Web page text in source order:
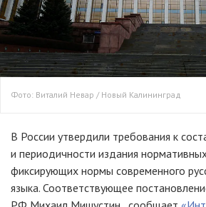
Фото: Виталий Невар / Новый Калининград
В России утвердили требования к
и периодичности издания
фиксирующих нормы современного
языка. Соответствующее